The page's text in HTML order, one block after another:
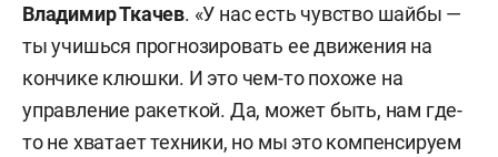
Владимир Ткачев. «У нас есть чувство шайбы —
ты учишься прогнозировать ее движения на
кончике клюшки. И это чем-то похоже на
управление ракеткой. Да, может быть, нам где-
то не хватает техники, но мы это компенсируем